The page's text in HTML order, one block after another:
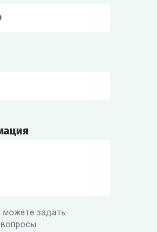
задать